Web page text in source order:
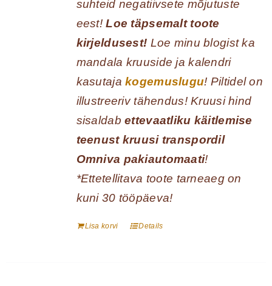
suhteid negatiivsete mõjutuste
eest!Loe täpsemalt toote
kirjeldusest! Loe minu blogist ka
mandala kruuside ja kalendri
kasutajakogemuslugu! Piltidel on
illustreeriv tähendus! Kruusi hind
sisaldab ettevaatliku käitlemise
teenust kruusi transpordil
Omniva pakiautomaati!
*Ettetellitava toote tarneaeg on
kuni 30 tööpäeva!
Lisa korvi Details